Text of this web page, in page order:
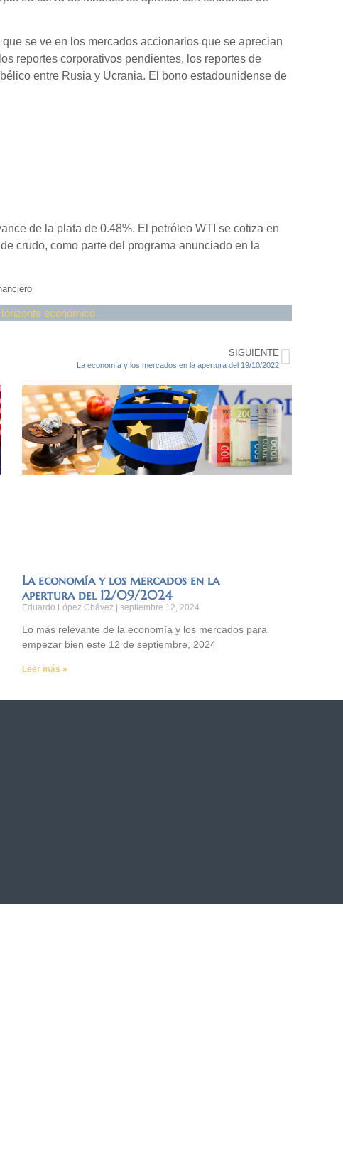
se ve en los mercados accionarios que se aprecian
reportes corporativos pendientes, los reportes de
entre Rusia y Ucrania. El bono estadounidense de
de la plata de 0.48%. El petróleo WTI se cotiza en
crudo, como parte del programa anunciado en la
económico
SIGUIENTE
La economía y los mercados en la apertura del 19/10/2022
La economía y los mercados en la
apertura del 12/09/2024
Eduardo López Chávez septiembre 12, 2024
Lo más relevante de la economía y los mercados para
empezar bien este 12 de septiembre, 2024
Leer más »